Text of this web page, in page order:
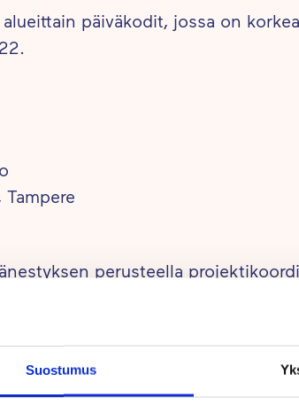
Suostumus
päiväkodit, jossa on
perusteella
ainutlaatuisen tavan johtaa
ammattilainen, jota
myös äänestyksen perusteella